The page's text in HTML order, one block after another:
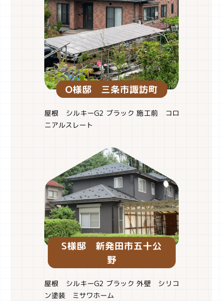
O様邸 三条市諏訪町
屋根 シルキーG2 ブラック 施工前 コロ
ニアルスレート
S様邸 新発田市五十公
野
屋根 シルキーG2 ブラック 外壁 シリコ
ン塗装 ミサワホーム